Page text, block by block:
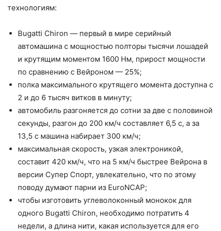
технологиям:
Bugatti Chiron — первый в мире серийный
автомашина с мощностью полторы тысячи лошадей
и крутящим моментом 1600 Нм, прирост мощности
по сравнению с Вейроном — 25%;
полка максимального крутящего момента доступна с
2 и до 6 тысяч витков в минуту;
автомобиль разгоняется до сотни за две с половиной
секунды, разгон до 200 км/ч составляет 6,5 с, а за
13,5 с машина набирает 300 км/ч;
максимальная скорость, узкая электроникой,
составит 420 км/ч, что на 5 км/ч быстрее Вейрона в
версии Супер Спорт, увлекательно, что по этому
поводу думают парни из EuroNCAP;
чтобы изготовить углеволоконный монокок для
одного Bugatti Chiron, необходимо потратить 4
недели, а длина нити, какая используется для его